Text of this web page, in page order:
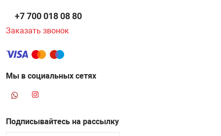
+7 700 018 08 80
Заказать звонок
Мы в социальных сетях
Подписывайтесь на рассылку